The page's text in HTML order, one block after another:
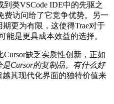
类VSCode IDE中的先驱之
费访问给了它竞争优势。另一
更为有限，这使得Trae对于
能是更具成本效益的选择。
缺乏实质性创新，正如
是Cursor的复制品。有什么好
其现代化界面的独特价值来